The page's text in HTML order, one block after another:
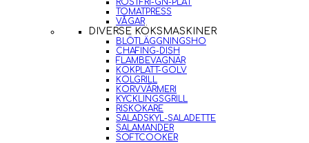
ROSTFRI-GN-PLÅT
TOMATPRESS
VÅGAR
DIVERSE KÖKSMASKINER
BLÖTLÄGGNINGSHO
CHAFING-DISH
FLAMBEVAGNAR
KOKPLATT-GOLV
KOLGRILL
KORVVÄRMERI
KYCKLINGSGRILL
RISKOKARE
SALADSKYL-SALADETTE
SALAMANDER
SOFTCOOKER